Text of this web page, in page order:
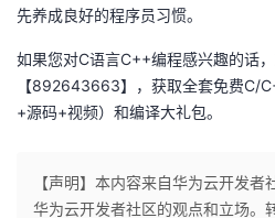
先养成良好的程序员习惯。
如果您对C语言C++编程感兴趣的话
【892643663】，获取全套免费C/
+源码+视频）和编译大礼包。
【声明】本内容来自华为云开发
华为云开发者社区的观点和立场。